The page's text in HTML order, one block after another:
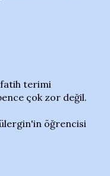
fatih terimi
çok zor değil.
öğrencisi